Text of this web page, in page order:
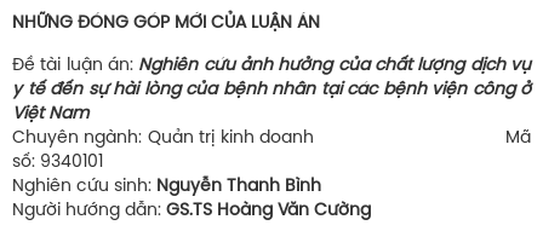
NHỮNG ĐÓNG GÓP MỚI CỦA LUẬN ÁN
Đề tài luận án: Nghiên cứu ảnh hưởng của chất lượng dịch vụ
y tế đến sự hài lòng của bệnh nhân tại các bệnh viện công ở
Việt Nam
Chuyên ngành: Quản trị kinh doanh Mã
số: 9340101
Nghiên cứu sinh: Nguyễn Thanh Bình
Người hướng dẫn: GS.TS Hoàng Văn Cường